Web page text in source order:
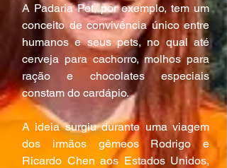
A Padaria Pet, por exemplo, tem um
conceito de convivência único entre
humanos e seus pets, no qual até
cerveja para cachorro, molhos para
ração e chocolates especiais
constam do cardápio.
A ideia surgiu durante uma viagem
dos irmãos gêmeos Rodrigo e
Ricardo Chen aos Estados Unidos,